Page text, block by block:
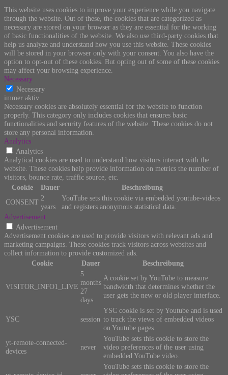
This website uses cookies to improve your experience while you navigate
through the website. Out of these, the cookies that are categorized as
necessary are stored on your browser as they are essential for the working
of basic functionalities of the website. We also use third-party cookies that
help us analyze and understand how you use this website. These cookies
will be stored in your browser only with your consent. You also have the
option to opt-out of these cookies. But opting out of some of these cookies
may affect your browsing experience.
Necessary
Necessary
immer aktiv
Necessary cookies are absolutely essential for the website to function
properly. This category only includes cookies that ensures basic
functionalities and security features of the website. These cookies do not
store any personal information.
Analytics
Analytics
Analytical cookies are used to understand how visitors interact with the
website. These cookies help provide information on metrics the number of
visitors, bounce rate, traffic source, etc.
Cookie
Dauer
Beschreibung
CONSENT 2
years
YouTube sets this cookie via embedded youtube-videos
and registers anonymous statistical data.
Advertisement
Advertisement
Advertisement cookies are used to provide visitors with relevant ads and
marketing campaigns. These cookies track visitors across websites and
collect information to provide customized ads.
Cookie
Dauer Beschreibung
VISITOR_INFO1_LIVE
5
months
27
days
A cookie set by YouTube to measure
bandwidth that determines whether the
user gets the new or old player interface.
YSC session
YSC cookie is set by Youtube and is used
to track the views of embedded videos
on Youtube pages.
yt-remote-connected-
devices
never
YouTube sets this cookie to store the
video preferences of the user using
embedded YouTube video.
YouTube sets this cookie to store the